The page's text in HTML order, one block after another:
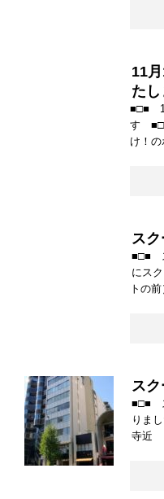
11
た
■□■
す
け！の
ス
■□■
にス
トの
ス
■□■
りま
寺近